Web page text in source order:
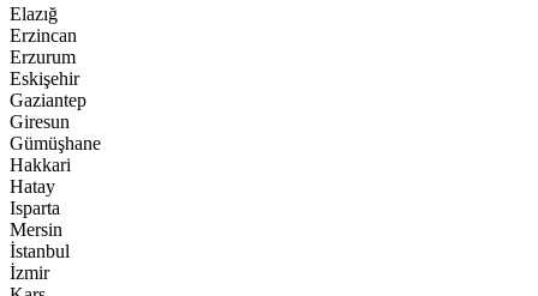
Elazığ
Erzincan
Erzurum
Eskişehir
Gaziantep
Giresun
Gümüşhane
Hakkari
Hatay
Isparta
Mersin
İstanbul
İzmir